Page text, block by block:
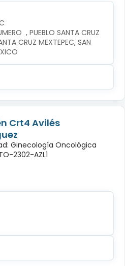
, PUEBLO SANTA CRUZ
CRUZ MEXTEPEC, SAN
Crt4 Avilés
Ginecología Oncológica
2302-AZL1